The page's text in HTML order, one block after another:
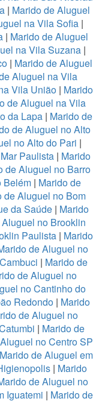
| Marido de Aluguel
na Vila Sofia|
| Marido de Aluguel
na Vila Suzana|
| Marido de Aluguel
Aluguel na Vila
Vila União | Marido
de Aluguel na Vila
da Lapa | Marido de
de Aluguel no Alto
no Alto do Pari |
Paulista| Marido
de Aluguel no Barro
Belém | Marido de
de Aluguel no Bom
da Saúde | Marido
no Brooklin
Paulista | Marido
de Aluguel no
| Marido de
de Aluguel no
no Cantinho do
Redondo| Marido
de Aluguel no
| Marido de
no Centro SP
Marido de Aluguel em
| Marido
de Aluguel no
Iguatemi | Marido de